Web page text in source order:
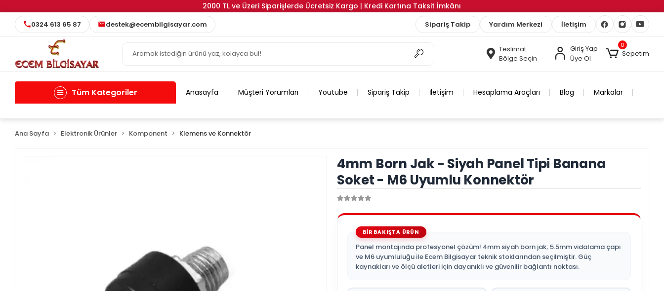
2000 TL ve Üzeri Siparişlerde Ücretsiz Kargo | Kredi Kartına Taksit İmkânı
0324 613 65 87 destek@ecembilgisayar.com Sipariş Takip Yardım Merkezi İletişim
Teslimat
Bölge Seçin
Giriş Yap
Üye Ol
0
Sepetim
Tüm Kategoriler Anasayfa Müşteri Yorumları Youtube Sipariş Takip İletişim Hesaplama Araçları Blog Markalar
Ana Sayfa Elektronik Ürünler Komponent Klemens ve Konnektör
4mm Born Jak - Siyah Panel Tipi Banana
Soket - M6 Uyumlu Konnektör
Panel montajında profesyonel çözüm! 4mm siyah born jak; 5.5mm vidalama çapı
ve M6 uyumluluğu ile Ecem Bilgisayar teknik stoklarından seçilmiştir. Güç
kaynakları ve ölçü aletleri için dayanıklı ve güvenilir bağlantı noktası.